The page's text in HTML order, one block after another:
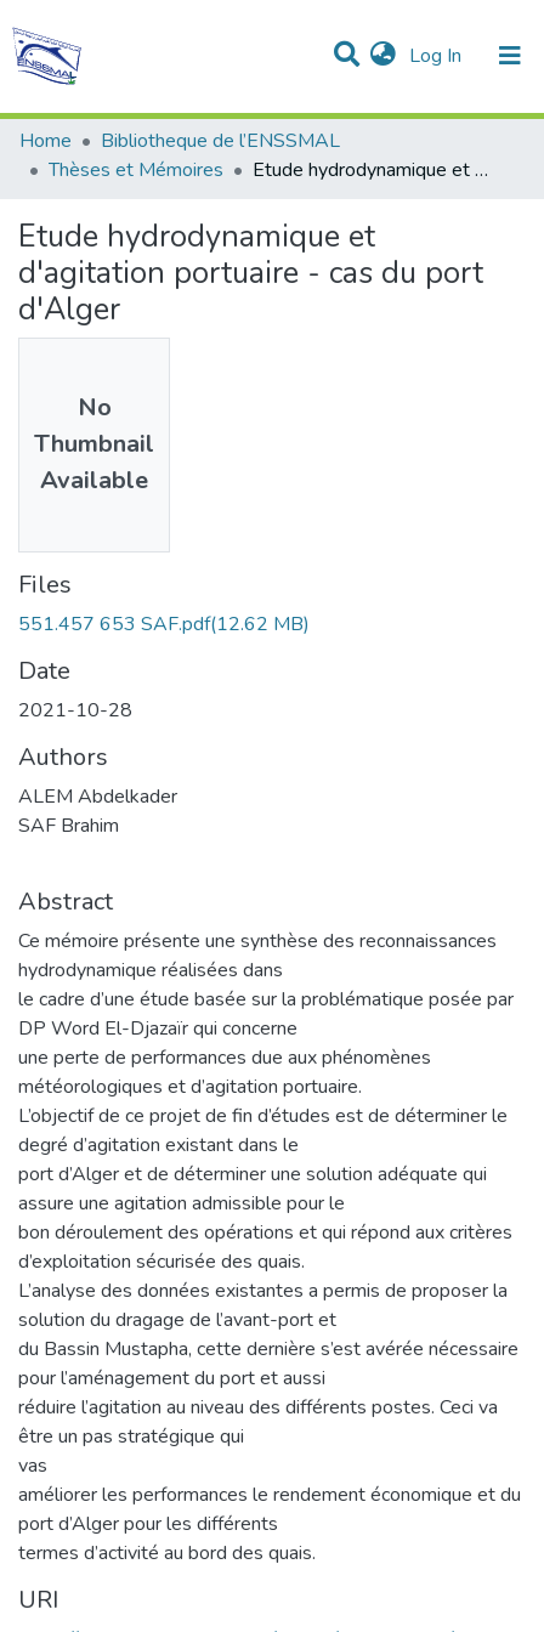
Log In (current)
Communities & Collections
Statistics
All of DSpace
Home
Bibliotheque de l’ENSSMAL
Thèses et Mémoires
Etude hydrodynamique et d'agitation portuaire - cas du port d'Alger
Etude hydrodynamique et
d'agitation portuaire - cas du port
d'Alger
No
Thumbnail
Available
Files
551.457 653 SAF.pdf(12.62 MB)
Date
2021-10-28
Authors
ALEM Abdelkader
SAF Brahim
Abstract
Ce mémoire présente une synthèse des reconnaissances
hydrodynamique réalisées dans
le cadre d’une étude basée sur la problématique posée par
DP Word El-Djazaïr qui concerne
une perte de performances due aux phénomènes
météorologiques et d’agitation portuaire.
L’objectif de ce projet de fin d’études est de déterminer le
degré d’agitation existant dans le
port d’Alger et de déterminer une solution adéquate qui
assure une agitation admissible pour le
bon déroulement des opérations et qui répond aux critères
d’exploitation sécurisée des quais.
L’analyse des données existantes a permis de proposer la
solution du dragage de l’avant-port et
du Bassin Mustapha, cette dernière s’est avérée nécessaire
pour l’aménagement du port et aussi
réduire l’agitation au niveau des différents postes. Ceci va
être un pas stratégique qui
vas
améliorer les performances le rendement économique et du
port d’Alger pour les différents
termes d’activité au bord des quais.
URI